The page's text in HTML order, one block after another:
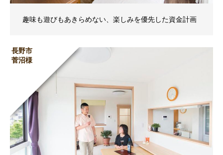
趣味も遊びもあきらめない、楽しみを優先した資金計画
長野市
菅沼様